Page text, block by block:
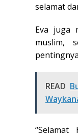
selamat
Eva juga
muslim,
READ